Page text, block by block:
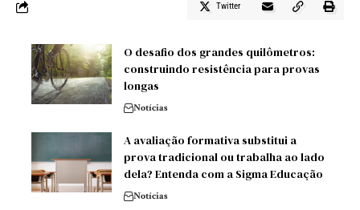
Twitter
O desafio dos grandes quilômetros:
construindo resistência para provas
longas
Notícias
A avaliação formativa substitui a
prova tradicional ou trabalha ao lado
dela? Entenda com a Sigma Educação
Notícias